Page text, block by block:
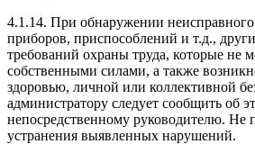
4.1.14. При обнаружении неисправного
приборов, приспособлений и т.д.,
требований охраны труда, которые не
собственными силами, а также
здоровью, личной или коллективной
администратору следует сообщить об
непосредственному руководителю. Не
устранения выявленных нарушений.